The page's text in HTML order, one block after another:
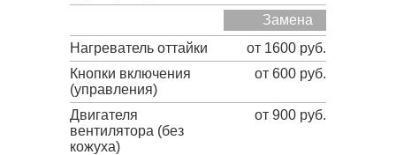
Замена
Нагреватель оттайки
от 1600 руб.
Кнопки включения
(управления)
от 600 руб.
Двигателя
вентилятора (без
кожуха)
от 900 руб.